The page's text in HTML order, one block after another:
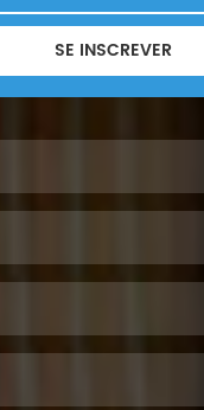
SE INSCREVER